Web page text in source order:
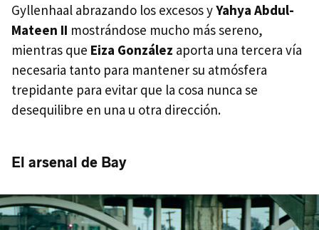
Gyllenhaal abrazando los excesos yYahya Abdul-
Mateen II mostrándose mucho más sereno,
mientras que Eiza González aporta una tercera vía
necesaria tanto para mantener su atmósfera
trepidante para evitar que la cosa nunca se
desequilibre en una u otra dirección.
El arsenal de Bay